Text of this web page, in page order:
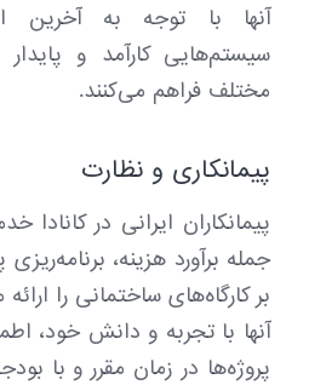
آنها با توجه به آخرین
سیستم‌هایی کارآمد و
مختلف فراهم می‌کنند.
پیمانکاری و نظارت
پیمانکاران ایرانی در کانادا
جمله برآورد هزینه،
بر کارگاه‌های ساختمانی را
آنها با تجربه و دانش خود،
پروژه‌ها در زمان مقرر و با